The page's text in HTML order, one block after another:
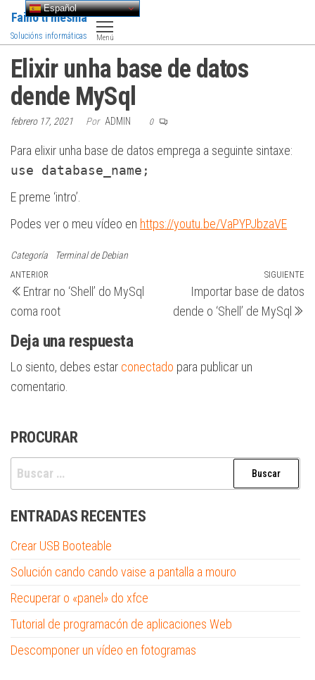
Saltar
contenido
Faino ti mesma
Solucións informáticas Menú
Elixir unha base de datos
dende MySql
febrero 17, 2021 Por ADMIN 0
Para elixir unha base de datos emprega a seguinte sintaxe:
use database_name;
E preme ‘intro’.
Podes ver o meu vídeo en https://youtu.be/VaPYPJbzaVE
Categoría Terminal de Debian
Navegación
de
Entrada
anterior
ANTERIOR
Entrar no ‘Shell’ do MySql
coma root
SIGUIENTE
Importar base de datos
dende o ‘Shell’ de MySql
Deja una respuesta
Lo siento, debes estar conectado para publicar un
comentario.
PROCURAR
Buscar:
ENTRADAS RECENTES
Crear USB Booteable
Solución cando cando vaise a pantalla a mouro
Recuperar o «panel» do xfce
Tutorial de programacón de aplicaciones Web
Descomponer un vídeo en fotogramas
Español